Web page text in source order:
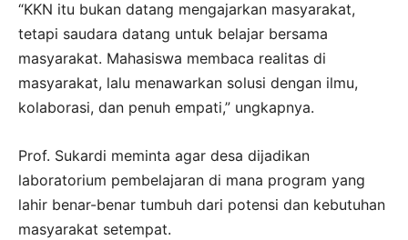
“KKN itu bukan datang mengajarkan masyarakat,
tetapi saudara datang untuk belajar bersama
masyarakat. Mahasiswa membaca realitas di
masyarakat, lalu menawarkan solusi dengan ilmu,
kolaborasi, dan penuh empati,” ungkapnya.
Prof. Sukardi meminta agar desa dijadikan
laboratorium pembelajaran di mana program yang
lahir benar-benar tumbuh dari potensi dan kebutuhan
masyarakat setempat.